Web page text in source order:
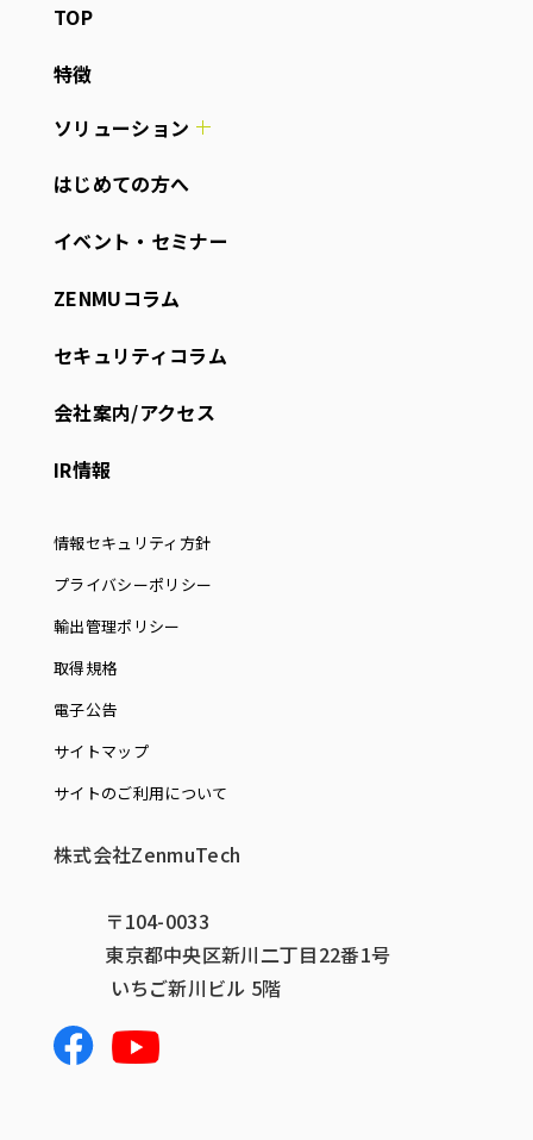
TOP
特徴
ソリューション
はじめての方へ
イベント・セミナー
ZENMUコラム
セキュリティコラム
会社案内/アクセス
IR情報
情報セキュリティ方針
プライバシーポリシー
輸出管理ポリシー
取得規格
電子公告
サイトマップ
サイトのご利用について
株式会社ZenmuTech
〒104-0033
東京都中央区新川二丁目22番1号
いちご新川ビル 5階